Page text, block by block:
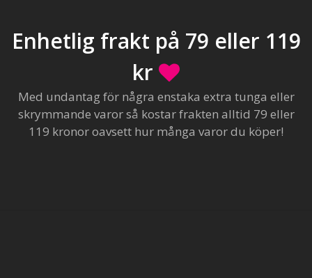
Enhetlig frakt på 79 eller 119
kr
Med undantag för några enstaka extra tunga eller
skrymmande varor så kostar frakten alltid 79 eller
119 kronor oavsett hur många varor du köper!